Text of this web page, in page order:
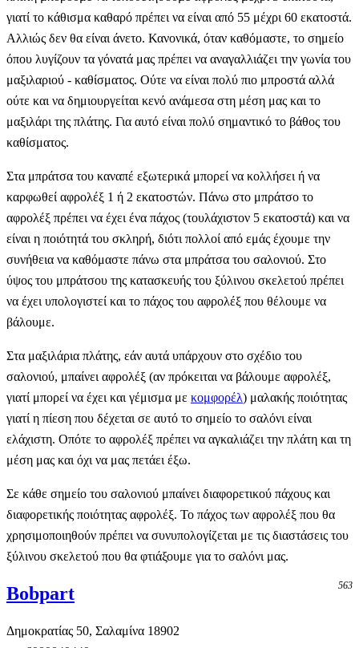
γιατί το κάθισμα καθαρό πρέπει να είναι από 55 μέχρι 60 εκατοστά.
Αλλιώς δεν θα είναι άνετο. Κανονικά, όταν καθόμαστε, το σημείο
όπου λυγίζουν τα γόνατά μας πρέπει να αναγαλλιάζει την γωνία του
μαξιλαριού - καθίσματος. Ούτε να είναι πολύ πιο μπροστά αλλά
ούτε και να δημιουργείται κενό ανάμεσα στη μέση μας και το
μαξιλάρι της πλάτης. Για αυτό είναι πολύ σημαντικό το βάθος του
καθίσματος.
Στα μπράτσα του καναπέ εξωτερικά μπορεί να κολλήσει ή να
καρφωθεί αφρολέξ 1 ή 2 εκατοστών. Πάνω στο μπράτσο το
αφρολέξ πρέπει να έχει ένα πάχος (τουλάχιστον 5 εκατοστά) και να
είναι η ποιότητά του σκληρή, διότι πολλοί από εμάς έχουμε την
συνήθεια να καθόμαστε πάνω στα μπράτσα του σαλονιού. Στο
ύψος του μπράτσου της κατασκευής του ξύλινου σκελετού πρέπει
να έχει υπολογιστεί και το πάχος του αφρολέξ που θέλουμε να
βάλουμε.
Στα μαξιλάρια πλάτης, εάν αυτά υπάρχουν στο σχέδιο του
σαλονιού, μπαίνει αφρολέξ (αν πρόκειται να βάλουμε αφρολέξ,
γιατί μπορεί να έχει και γέμισμα με κομφορέλ) μαλακής ποιότητας
γιατί η πίεση που δέχεται σε αυτό το σημείο το σαλόνι είναι
ελάχιστη. Οπότε το αφρολέξ πρέπει να αγκαλιάζει την πλάτη και τη
μέση μας και όχι να μας πετάει έξω.
Σε κάθε σημείο του σαλονιού μπαίνει διαφορετικού πάχους και
διαφορετικής ποιότητας αφρολέξ. Το πάχος των αφρολέξ που θα
χρησιμοποιηθούν πρέπει να συνυπολογίζεται με τις διαστάσεις του
ξύλινου σκελετού που θα φτιάξουμε για το σαλόνι μας.
563
Bobpart
Δημοκρατίας 50, Σαλαμίνα 18902